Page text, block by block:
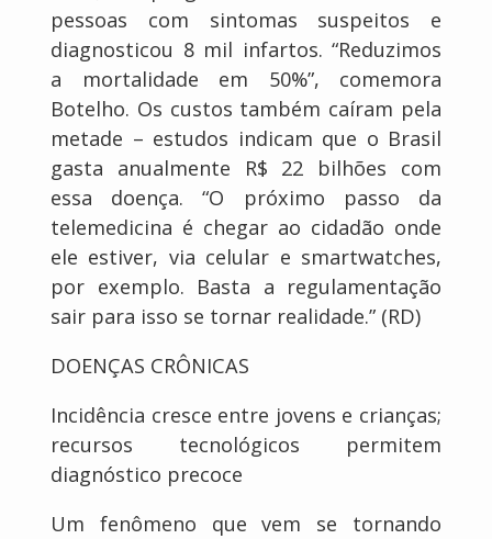
pessoas com sintomas suspeitos e
diagnosticou 8 mil infartos. “Reduzimos
a mortalidade em 50%”, comemora
Botelho. Os custos também caíram pela
metade – estudos indicam que o Brasil
gasta anualmente R$ 22 bilhões com
essa doença. “O próximo passo da
telemedicina é chegar ao cidadão onde
ele estiver, via celular e smartwatches,
por exemplo. Basta a regulamentação
sair para isso se tornar realidade.” (RD)
DOENÇAS CRÔNICAS
Incidência cresce entre jovens e crianças;
recursos tecnológicos permitem
diagnóstico precoce
Um fenômeno que vem se tornando